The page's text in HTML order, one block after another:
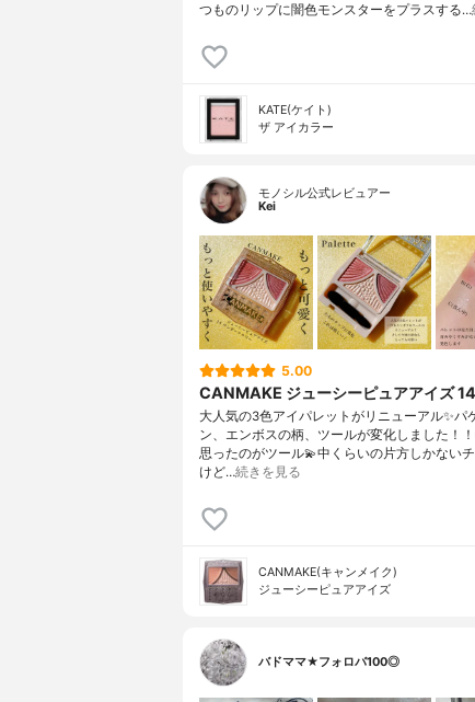
つものリップに闇色モンスターをプラスする…
KATE(ケイト)
ザ アイカラー
モノシル公式レビュアー
Kei
5.00
CANMAKE ジューシーピュアアイズ 14
大人気の3色アイパレットがリニューアル✨パ
ン、エンボスの柄、ツールが変化しました！
思ったのがツール💫中くらいの片方しかない
けど…続きを見る
CANMAKE(キャンメイク)
ジューシーピュアアイズ
バドママ★フォロバ100◎